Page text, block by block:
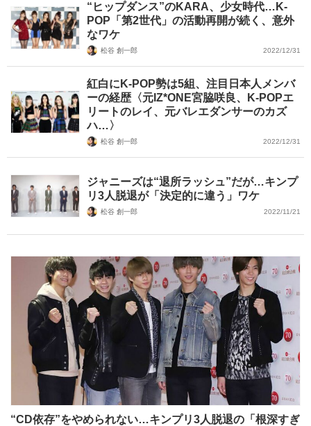
“ヒップダンス”のKARA、少女時代…K-
POP「第2世代」の活動再開が続く、意外
なワケ
松谷 創一郎 2022/12/31
紅白にK-POP勢は5組、注目日本人メンバ
ーの経歴〈元IZ*ONE宮脇咲良、K-POPエ
リートのレイ、元バレエダンサーのカズ
ハ…〉
松谷 創一郎 2022/12/31
ジャニーズは“退所ラッシュ”だが…キンプ
リ3人脱退が「決定的に違う」ワケ
松谷 創一郎 2022/11/21
“CD依存”をやめられない…キンプリ3人脱退の「根深すぎ